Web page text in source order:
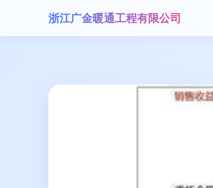
浙江广金暖通工程有限公司